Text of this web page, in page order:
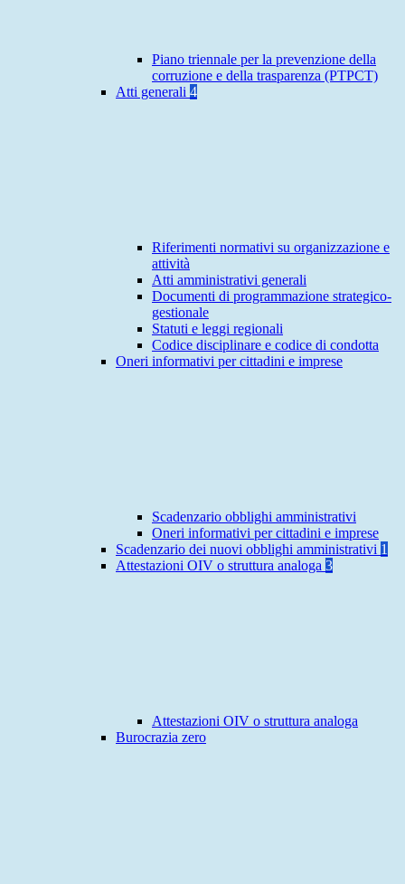
Piano triennale per la prevenzione della
corruzione e della trasparenza (PTPCT)
Atti generali 4
Riferimenti normativi su organizzazione e
attività
Atti amministrativi generali
Documenti di programmazione strategico-
gestionale
Statuti e leggi regionali
Codice disciplinare e codice di condotta
Oneri informativi per cittadini e imprese
Scadenzario obblighi amministrativi
Oneri informativi per cittadini e imprese
Scadenzario dei nuovi obblighi amministrativi 1
Attestazioni OIV o struttura analoga 3
Attestazioni OIV o struttura analoga
Burocrazia zero